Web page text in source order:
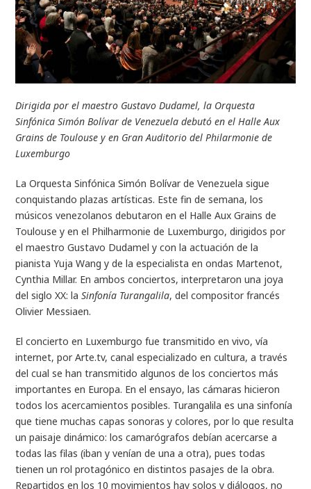
Dirigida por el maestro Gustavo Dudamel, la Orquesta
Sinfónica Simón Bolívar de Venezuela debutó en el Halle Aux
Grains de Toulouse y en Gran Auditorio del Philarmonie de
Luxemburgo
La Orquesta Sinfónica Simón Bolívar de Venezuela sigue
conquistando plazas artísticas. Este fin de semana, los
músicos venezolanos debutaron en el Halle Aux Grains de
Toulouse y en el Philharmonie de Luxemburgo, dirigidos por
el maestro Gustavo Dudamel y con la actuación de la
pianista Yuja Wang y de la especialista en ondas Martenot,
Cynthia Millar. En ambos conciertos, interpretaron una joya
del siglo XX: laSinfonía Turangalila, del compositor francés
Olivier Messiaen.
El concierto en Luxemburgo fue transmitido en vivo, vía
internet, por Arte.tv, canal especializado en cultura, a través
del cual se han transmitido algunos de los conciertos más
importantes en Europa. En el ensayo, las cámaras hicieron
todos los acercamientos posibles. Turangalila es una sinfonía
que tiene muchas capas sonoras y colores, por lo que resulta
un paisaje dinámico: los camarógrafos debían acercarse a
todas las filas (iban y venían de una a otra), pues todas
tienen un rol protagónico en distintos pasajes de la obra.
Repartidos en los 10 movimientos hay solos y diálogos, no